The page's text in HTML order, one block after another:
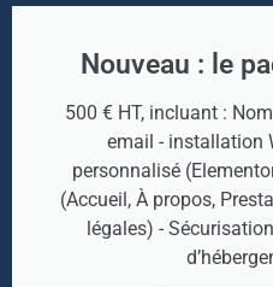
Nouveau : le
500 € HT, incluant :
email - installation
personnalisé
(Accueil, À propos,
légales) -